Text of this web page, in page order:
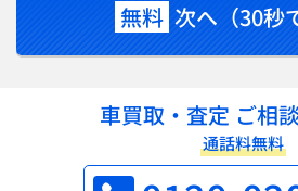
無料 次へ（30秒
車買取・査定 ご相
通話料無料